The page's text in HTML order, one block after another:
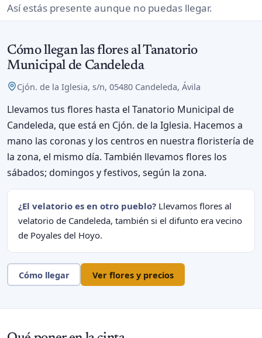
Así estás presente aunque no puedas llegar.
Cómo llegan las flores al Tanatorio
Municipal de Candeleda
Cjón. de la Iglesia, s/n, 05480 Candeleda, Ávila
Llevamos tus flores hasta el Tanatorio Municipal de
Candeleda, que está en Cjón. de la Iglesia. Hacemos a
mano las coronas y los centros en nuestra floristería de
la zona, el mismo día. También llevamos flores los
sábados; domingos y festivos, según la zona.
¿El velatorio es en otro pueblo? Llevamos flores al
velatorio de Candeleda, también si el difunto era vecino
de Poyales del Hoyo.
Cómo llegar Ver flores y precios